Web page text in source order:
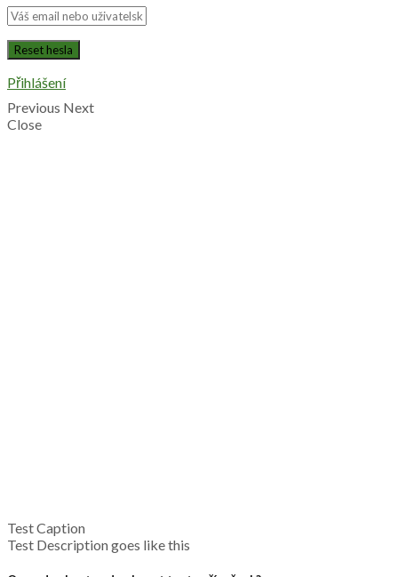
Přihlášení
Previous Next
Close
Test Caption
Test Description goes like this